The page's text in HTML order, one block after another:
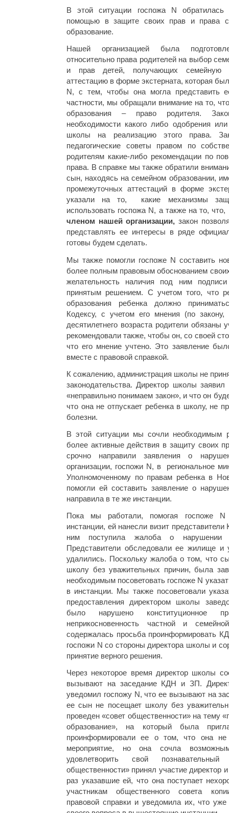
В этой ситуации госпожа N
помощью в защите своих прав и права
образование.
Нашей организацией была
относительно права родителей на выбор
и прав детей, получающих семейную
аттестацию в форме экстерната, которая
N, с тем, чтобы она могла представить
частности, мы обращали внимание на то,
образования – право родителя.
необходимости какого либо одобрения
школы на реализацию этого права.
педагогические советы правом по
родителям какие-либо рекомендации по
права. В справке мы также обратили
сын, находясь на семейном образовании,
промежуточных аттестаций в форме
указали на то, какие механизмы
использовать госпожа N, а также на то, что,
членом нашей организации, закон
представлять ее интересы в ряде
готовы будем сделать.
Мы также помогли госпоже N составить
более полным правовым обоснованием
желательность наличия под ним
принятым решением. С учетом того, что
образования ребенка должно
Кодексу, с учетом его мнения (по
десятилетнего возраста родители обязаны
рекомендовали также, чтобы он, со своей
что его мнение учтено. Это заявление
вместе с правовой справкой.
К сожалению, администрация школы не
законодательства. Директор школы
«неправильно понимаем закон», и что он
что она не отпускает ребенка в школу, не
болезни.
В этой ситуации мы сочли необходимым
более активные действия в защиту своих
срочно направили заявления о
организации, госпожи N, в региональное
Уполномоченному по правам ребенка в
помогли ей составить заявление о
направила в те же инстанции.
Пока мы работали, помогая госпоже N
инстанции, ей нанесли визит
ним поступила жалоба о
Представители обследовали ее жилище и
удалились. Поскольку жалоба о том, что
школу без уважительных причин, была
необходимым посоветовать госпоже N
в инстанции. Мы также посоветовали
предоставления директором школы
было нарушено конституционное
неприкосновенность частной и
содержалась просьба проинформировать
госпожи N со стороны директора школы и
принятие верного решения.
Через некоторое время директор школы
вызывают на заседание КДН и ЗП.
уведомил госпожу N, что ее вызывают на
ее сын не посещает школу без
проведен «совет общественности» на тему
образование», на который была
проинформировали ее о том, что она не
мероприятие, но она сочла
удовлетворить свой
общественности» принял участие
раз указавшие ей, что она поступает
участникам общественного совета
правовой справки и уведомила их, что